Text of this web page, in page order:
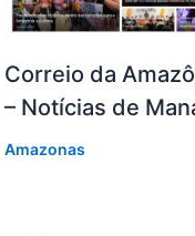
Correio da
– Notícias de
Amazonas